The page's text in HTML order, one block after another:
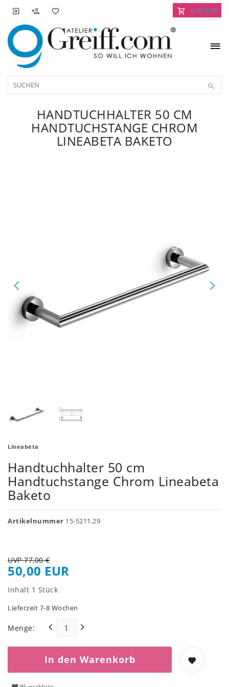
0,00 EUR
HANDTUCHHALTER 50 CM
HANDTUCHSTANGE CHROM
LINEABETA BAKETO
Lineabeta
Handtuchhalter 50 cm
Handtuchstange Chrom Lineabeta
Baketo
Artikelnummer 15-5211.29
UVP 77,00 €
50,00 EUR
Inhalt 1 Stück
Lieferzeit 7-8 Wochen
Menge:
In den Warenkorb